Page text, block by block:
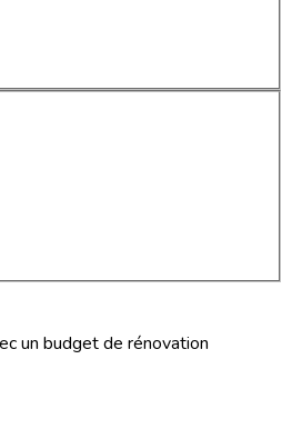
un budget de rénovation